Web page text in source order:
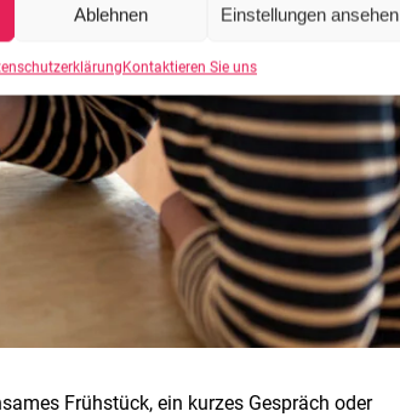
Ablehnen Einstellungen ansehen
Kontaktieren Sie uns
Frühstück, ein kurzes Gespräch oder